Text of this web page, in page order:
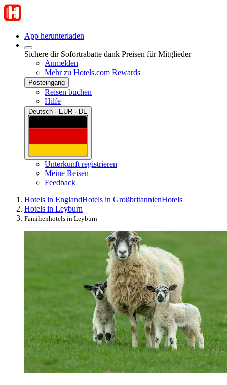
App herunterladen
Sichere dir Sofortrabatte dank Preisen für Mitglieder
Anmelden
Mehr zu Hotels.com Rewards
Posteingang
Reisen buchen
Hilfe
Deutsch · EUR · DE
Unterkunft registrieren
Meine Reisen
Feedback
Hotels in EnglandHotels in GroßbritannienHotels
Hotels in Leyburn
Familienhotels in Leyburn